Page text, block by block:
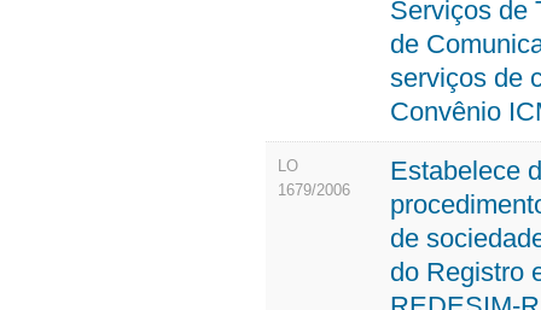
Serviços de
de
serviços de
Convênio
LO
1679/2006
Estabelece
de
do Registro